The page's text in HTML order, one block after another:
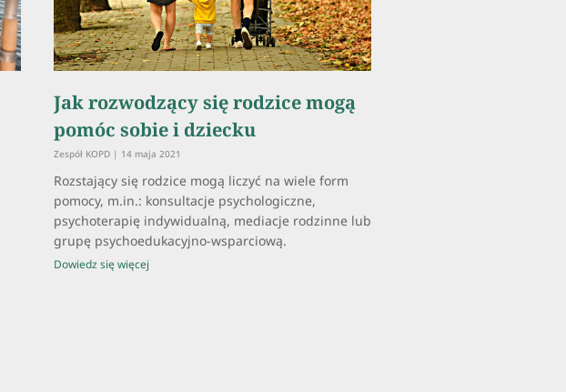
Jak rozwodzący się rodzice mogą
pomóc sobie i dziecku
Zespół KOPD 14 maja 2021
Rozstający się rodzice mogą liczyć na wiele form
pomocy, m.in.: konsultacje psychologiczne,
psychoterapię indywidualną, mediacje rodzinne lub
grupę psychoedukacyjno-wsparciową.
Dowiedz się więcej